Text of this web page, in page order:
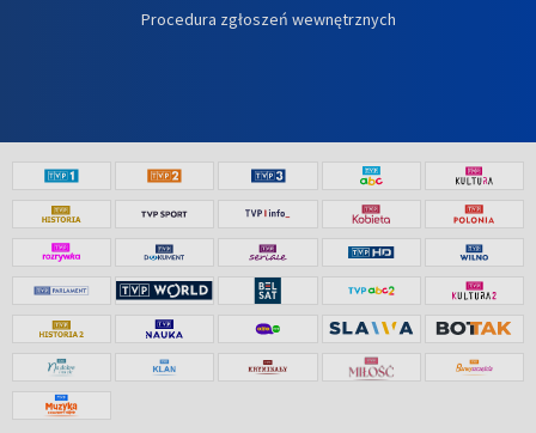
Procedura zgłoszeń wewnętrznych